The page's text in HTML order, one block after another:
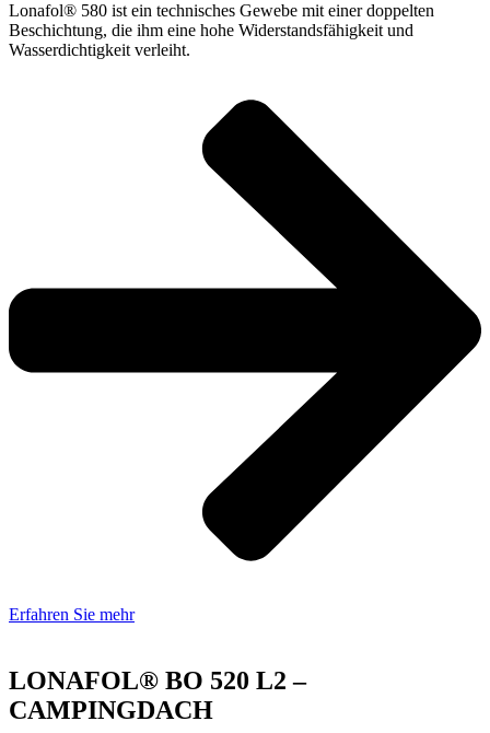
Lonafol® 580 ist ein technisches Gewebe mit einer doppelten
Beschichtung, die ihm eine hohe Widerstandsfähigkeit und
Wasserdichtigkeit verleiht.
Erfahren Sie mehr
LONAFOL® BO 520 L2 –
CAMPINGDACH